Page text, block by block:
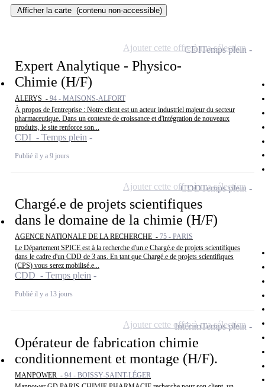
Afficher la carte (contenu non-accessible)
Expert Analytique - Physico-
Chimie (H/F)
ALERYS - 94 - MAISONS-ALFORT
À propos de l'entreprise : Notre client est un acteur industriel majeur du secteur
pharmaceutique. Dans un contexte de croissance et d'intégration de nouveaux
produits, le site renforce son...
CDI - Temps plein
Publié il y a 9 jours
CDITemps plein
Ajouter cette offre à ma sélection
Chargé.e de projets scientifiques
dans le domaine de la chimie (H/F)
AGENCE NATIONALE DE LA RECHERCHE - 75 - PARIS
Le Département SPICE est à la recherche d'un.e Chargé.e de projets scientifiques
dans le cadre d'un CDD de 3 ans. En tant que Chargé.e de projets scientifiques
(CPS) vous serez mobilisé.e...
CDD - Temps plein
Publié il y a 13 jours
CDDTemps plein
Ajouter cette offre à ma sélection
Opérateur de fabrication chimie
conditionnement et montage (H/F).
MANPOWER - 94 - BOISSY-SAINT-LÉGER
IntérimTemps plein
Ajouter cette offre à ma sélection